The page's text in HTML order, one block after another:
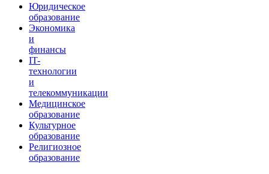
Юридическое
образование
Экономика
и
финансы
IT-
технологии
и
телекоммуникации
Медицинское
образование
Культурное
образование
Религиозное
образование